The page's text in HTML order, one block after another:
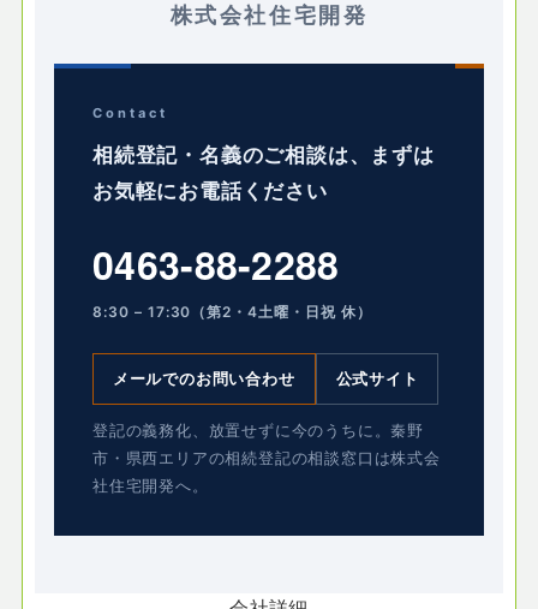
株式会社住宅開発
Contact
相続登記・名義のご相談は、まずは
お気軽にお電話ください
0463-88-2288
8:30 – 17:30（第2・4土曜・日祝 休）
メールでのお問い合わせ 公式サイト
登記の義務化、放置せずに今のうちに。秦野
市・県西エリアの相続登記の相談窓口は株式会
社住宅開発へ。